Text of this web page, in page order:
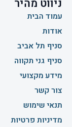
ניווט מהיר
עמוד הבית
אודות
סניף תל אביב
סניף גני תקווה
מידע מקצועי
צור קשר
תנאי שימוש
מדיניות פרטיות